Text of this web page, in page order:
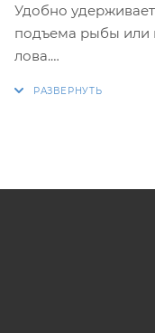
Удобно
подъема рыбы или
лова.